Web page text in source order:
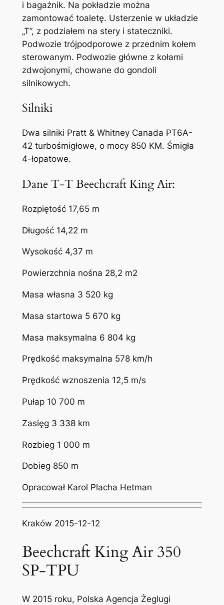
i bagażnik. Na pokładzie można
zamontować toaletę. Usterzenie w układzie
„T”, z podziałem na stery i stateczniki.
Podwozie trójpodporowe z przednim kołem
sterowanym. Podwozie główne z kołami
zdwojonymi, chowane do gondoli
silnikowych.
Silniki
Dwa silniki Pratt & Whitney Canada PT6A-
42 turbośmigłowe, o mocy 850 KM. Śmigła
4-łopatowe.
Dane T-T Beechcraft King Air:
Rozpiętość 17,65 m
Długość 14,22 m
Wysokość 4,37 m
Powierzchnia nośna 28,2 m2
Masa własna 3 520 kg
Masa startowa 5 670 kg
Masa maksymalna 6 804 kg
Prędkość maksymalna 578 km/h
Prędkość wznoszenia 12,5 m/s
Pułap 10 700 m
Zasięg 3 338 km
Rozbieg 1 000 m
Dobieg 850 m
Opracował Karol Placha Hetman
Kraków 2015-12-12
Beechcraft King Air 350
SP-TPU
W 2015 roku, Polska Agencja Żeglugi